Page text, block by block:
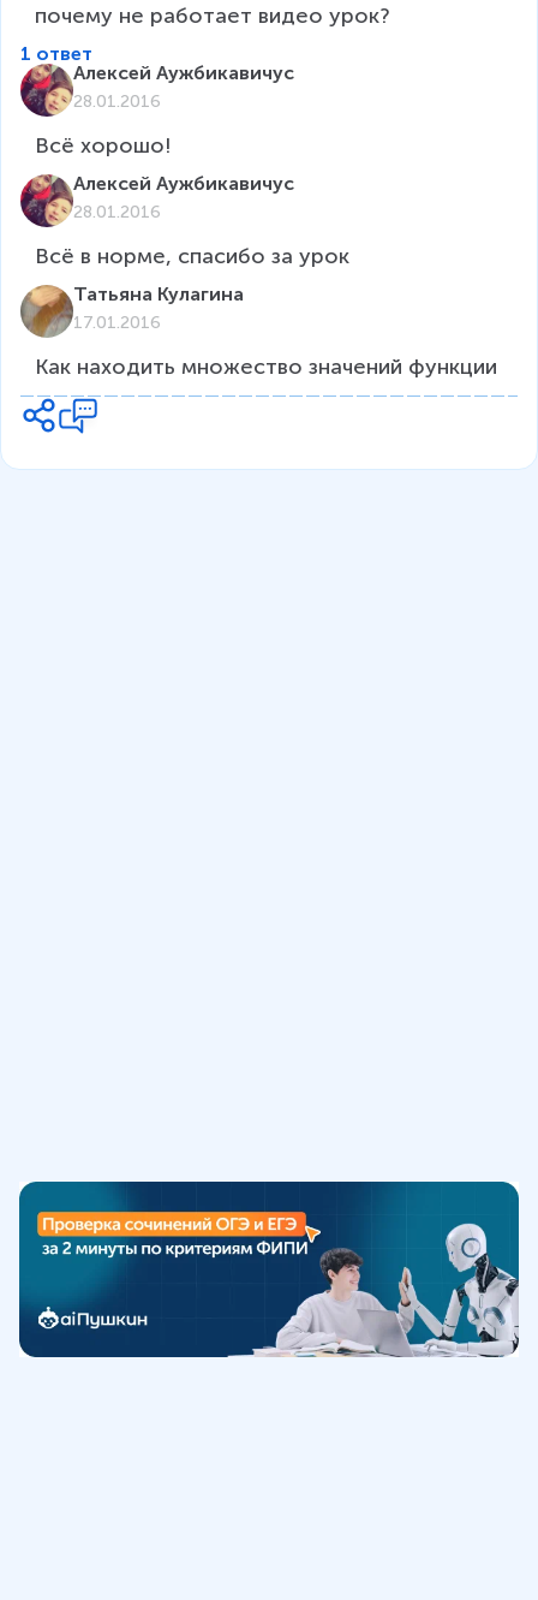
почему не работает видео урок?
1 ответ
Алексей Аужбикавичус
28.01.2016
Всё хорошо!
Алексей Аужбикавичус
28.01.2016
Всё в норме, спасибо за урок
Татьяна Кулагина
17.01.2016